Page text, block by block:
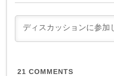
21 COMMENTS